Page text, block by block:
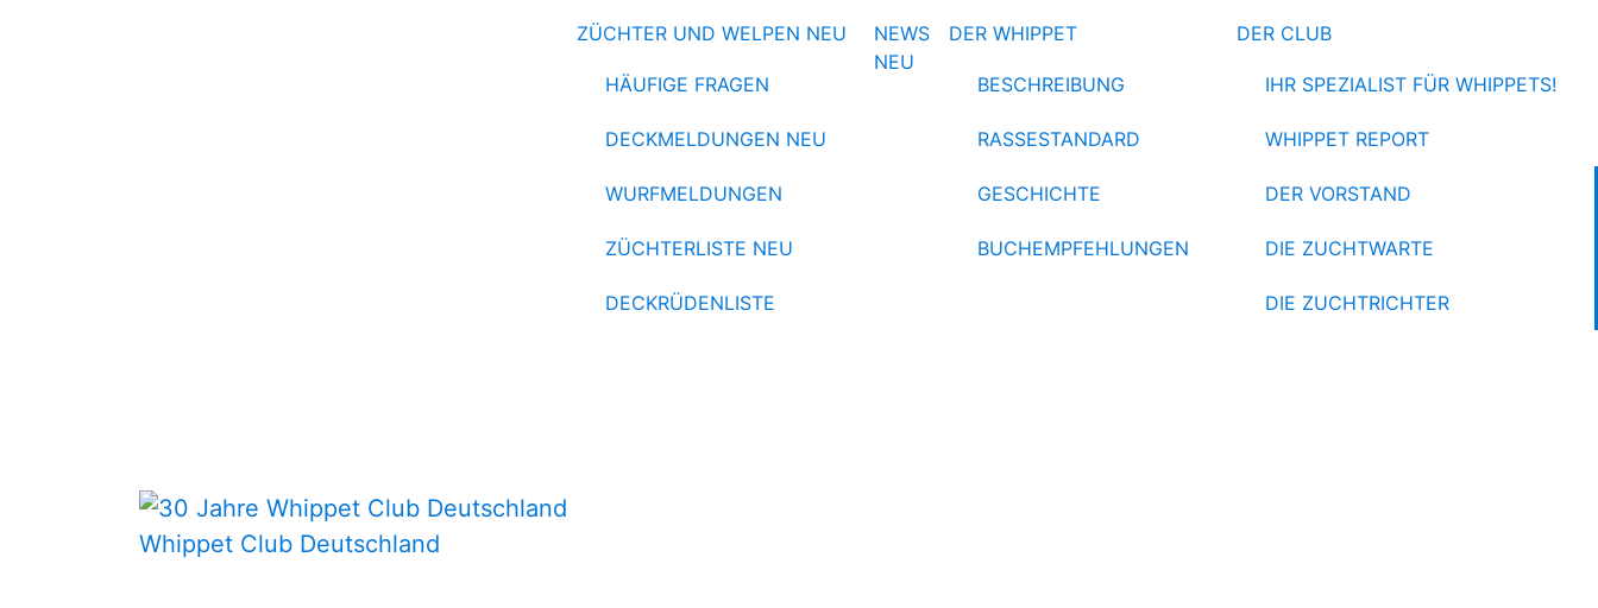
Whippet Club Deutschland
ZÜCHTER UND WELPEN NEU
HÄUFIGE FRAGEN
DECKMELDUNGEN NEU
WURFMELDUNGEN
ZÜCHTERLISTE NEU
DECKRÜDENLISTE
NEWS
NEU
DER WHIPPET
BESCHREIBUNG
RASSESTANDARD
GESCHICHTE
BUCHEMPFEHLUNGEN
DER CLUB
IHR SPEZIALIST FÜR WHIPPETS!
WHIPPET REPORT
DER VORSTAND
DIE ZUCHTWARTE
DIE ZUCHTRICHTER